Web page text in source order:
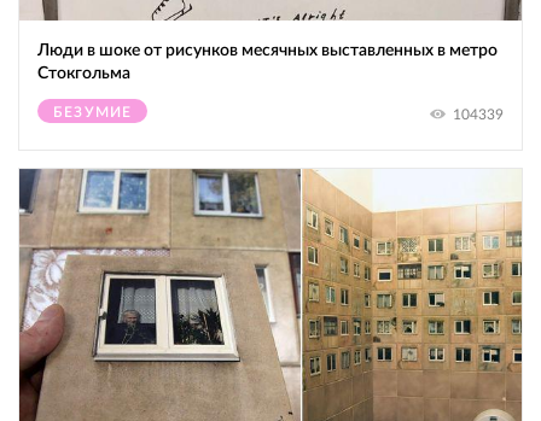
Люди в шоке от рисунков месячных выставленных в метро
Стокгольма
БЕЗУМИЕ 104339